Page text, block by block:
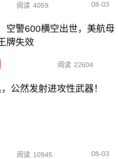
阅读 4059 08-03
空警600横空出世，美航母
牌失效
阅读 22604
公然发射进攻性武器！
阅读 10945 08-03